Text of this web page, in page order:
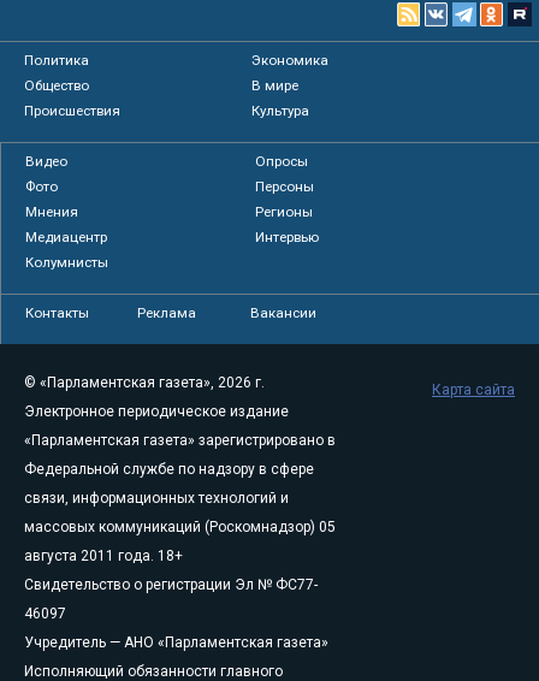
Политика
Экономика
Общество
В мире
Происшествия
Культура
Видео
Опросы
Фото
Персоны
Мнения
Регионы
Медиацентр
Интервью
Колумнисты
Контакты Реклама Вакансии
© «Парламентская газета», 2026 г.
Электронное периодическое издание
«Парламентская газета» зарегистрировано в
Федеральной службе по надзору в сфере
связи, информационных технологий и
массовых коммуникаций (Роскомнадзор) 05
августа 2011 года. 18+
Свидетельство о регистрации Эл № ФС77-
46097
Учредитель — АНО «Парламентская газета»
Исполняющий обязанности главного
Карта сайта